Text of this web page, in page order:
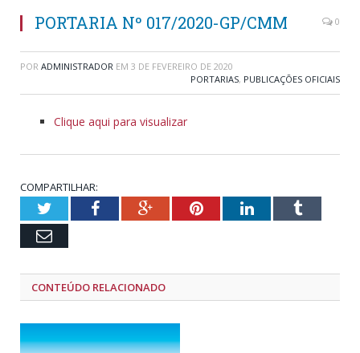
PORTARIA Nº 017/2020-GP/CMM 0
POR ADMINISTRADOR EM 3 DE FEVEREIRO DE 2020
PORTARIAS, PUBLICAÇÕES OFICIAIS
Clique aqui para visualizar
COMPARTILHAR:
TwitterFacebookGoogle+PinterestLinkedInTumblr
Email
CONTEÚDO RELACIONADO